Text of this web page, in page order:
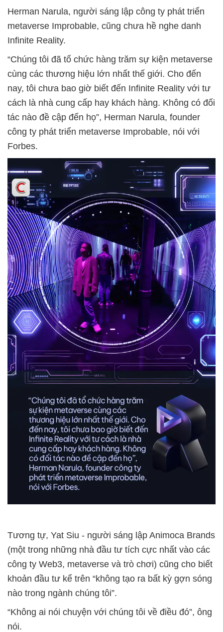
Herman Narula, người sáng lập công ty phát triển
metaverse Improbable, cũng chưa hề nghe danh
Infinite Reality.
“Chúng tôi đã tổ chức hàng trăm sự kiện metaverse
cùng các thương hiệu lớn nhất thế giới. Cho đến
nay, tôi chưa bao giờ biết đến Infinite Reality với tư
cách là nhà cung cấp hay khách hàng. Không có đối
tác nào đề cập đến họ”, Herman Narula, founder
công ty phát triển metaverse Improbable, nói với
Forbes.
Tương tự, Yat Siu - người sáng lập Animoca Brands
(một trong những nhà đầu tư tích cực nhất vào các
công ty Web3, metaverse và trò chơi) cũng cho biết
khoản đầu tư kể trên “không tạo ra bất kỳ gợn sóng
nào trong ngành chúng tôi”.
“Không ai nói chuyện với chúng tôi về điều đó”, ông
nói.